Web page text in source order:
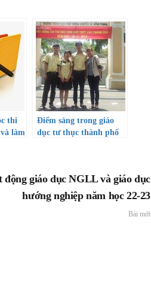
thi
làm
Điểm sáng trong giáo
dục tư thục thành phố
giáo dục NGLL và giáo dục
hướng nghiệp năm học 22-23
Bài mới